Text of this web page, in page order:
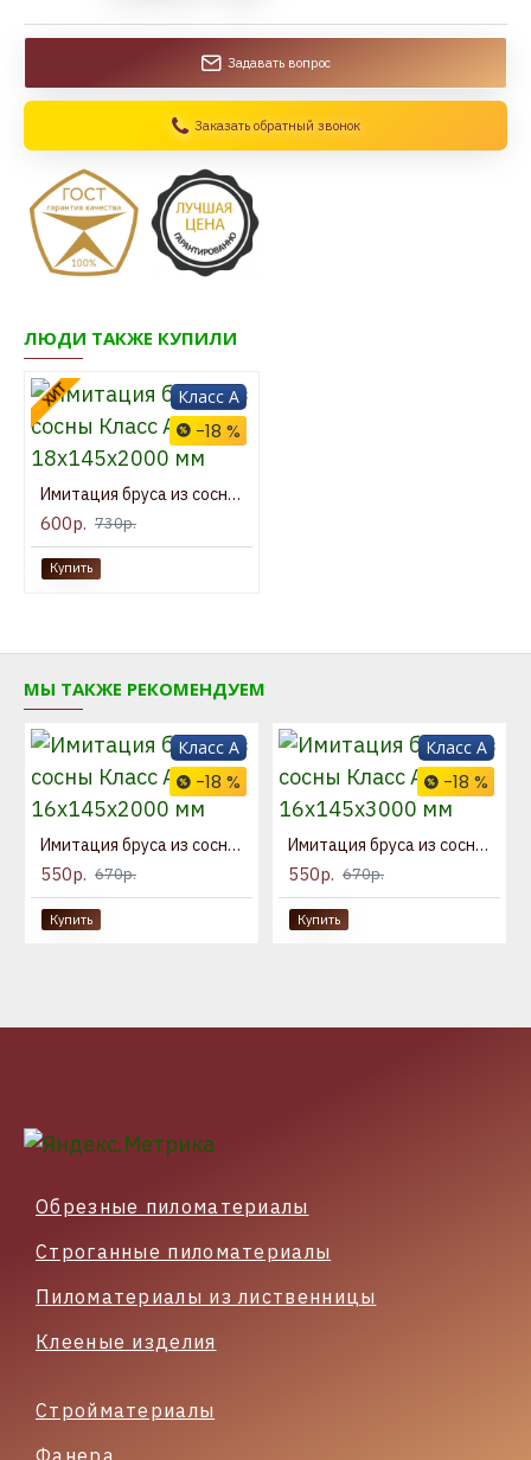
Задавать вопрос
Заказать обратный звонок
ЛЮДИ ТАКЖЕ КУПИЛИ
Класс A
ХИТ
-18 %
Имитация бруса из сосны Класс А 18x145x2000 мм
600р. 730р.
Купить
МЫ ТАКЖЕ РЕКОМЕНДУЕМ
Класс A
-18 %
Имитация бруса из сосны Класс А 16x145x2000 мм
550р. 670р.
Купить
Класс A
-18 %
Имитация бруса из сосны Класс А 16x145x3000 мм
550р. 670р.
Купить
Обрезные пиломатериалы
Строганные пиломатериалы
Пиломатериалы из лиственницы
Клееные изделия
Стройматериалы
Фанера